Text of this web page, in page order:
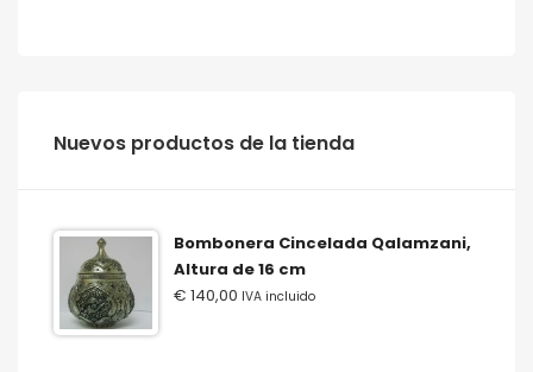
‫‪Nuevos‬‬ ‫‪productos‬‬ ‫‪de‬‬ ‫‪la‬‬ ‫‪tienda‬‬
Bombonera Cincelada Qalamzani,
Altura de 16 cm
€ 140,00 IVA incluido